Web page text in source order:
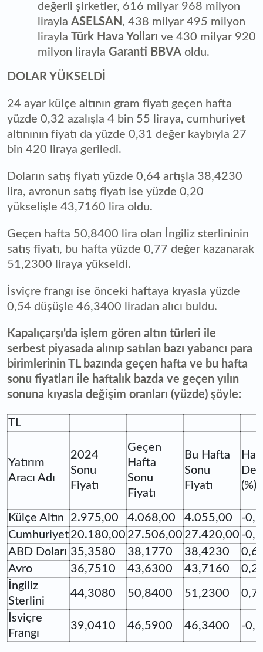
değerli şirketler, 616 milyar 968 milyon
lirayla ASELSAN , 438 milyar 495 milyon
lirayla
Türk Hava Yolları ve 430 milyar 920
milyon lirayla Garanti BBVA oldu.
DOLAR YÜKSELDİ
24 ayar külçe altının gram fiyatı geçen hafta
yüzde 0,32 azalışla 4 bin 55 liraya, cumhuriyet
altınının fiyatı da yüzde 0,31 değer kaybıyla 27
bin 420 liraya geriledi.
Doların satış fiyatı yüzde 0,64 artışla 38,4230
lira, avronun satış fiyatı ise yüzde 0,20
yükselişle 43,7160 lira oldu.
Geçen hafta 50,8400 lira olan İngiliz sterlininin
satış fiyatı, bu hafta yüzde 0,77 değer kazanarak
51,2300 liraya yükseldi.
İsviçre frangı ise önceki haftaya kıyasla yüzde
0,54 düşüşle 46,3400 liradan alıcı buldu.
Kapalıçarşı'da işlem gören altın türleri ile
serbest piyasada alınıp satılan bazı yabancı para
birimlerinin TL bazında geçen hafta ve bu hafta
sonu fiyatları ile haftalık bazda ve geçen yılın
sonuna kıyasla değişim oranları (yüzde) şöyle:
TL
Yatırım
Aracı Adı
2024
Sonu
Fiyatı
Geçen
Hafta
Sonu
Fiyatı
Bu Hafta
Sonu
Fiyatı
(%)
Külçe Altın 2.975,00 4.068,00 4.055,00
-
Cumhuriyet 20.180,00 27.506,00 27.420,00 -
ABD Doları 35,3580 38,1770 38,4230
Avro
36,7510 43,6300 43,7160
İngiliz
Sterlini
44,3080 50,8400 51,2300
İsviçre
Frangı
39,0410 46,5900 46,3400 -